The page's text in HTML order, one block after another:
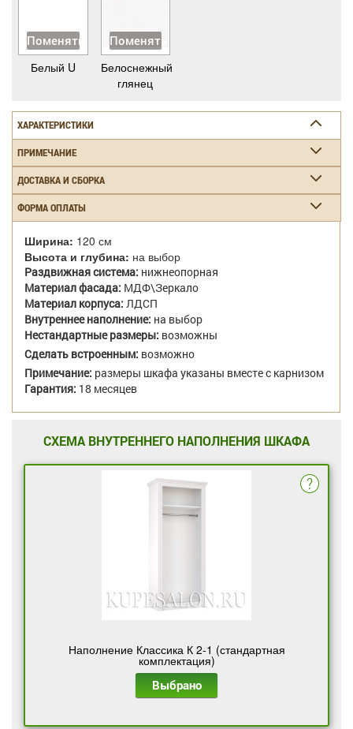
Поменять
Белый U
Поменять
Белоснежный
глянец
ХАРАКТЕРИСТИКИ
ПРИМЕЧАНИЕ
ДОСТАВКА И СБОРКА
ФОРМА ОПЛАТЫ
Ширина: 120 см
Высота и глубина: на выбор
Раздвижная система: нижнеопорная
Материал фасада: МДФ\Зеркало
Материал корпуса: ЛДСП
Внутреннее наполнение: на выбор
Нестандартные размеры: возможны
Сделать встроенным: возможно
Примечание: размеры шкафа указаны вместе с карнизом
Гарантия: 18 месяцев
СХЕМА ВНУТРЕННЕГО НАПОЛНЕНИЯ ШКАФА
Наполнение Классика К 2-1 (стандартная
комплектация)
Выбрано